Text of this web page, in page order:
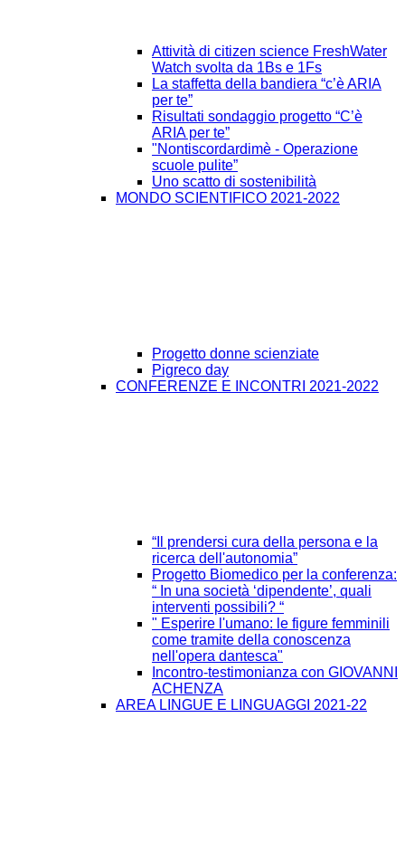
Attività di citizen science FreshWater
Watch svolta da 1Bs e 1Fs
La staffetta della bandiera “c’è ARIA
per te”
Risultati sondaggio progetto “C’è
ARIA per te”
"Nontiscordardimè - Operazione
scuole pulite”
Uno scatto di sostenibilità
MONDO SCIENTIFICO 2021-2022
Progetto donne scienziate
Pigreco day
CONFERENZE E INCONTRI 2021-2022
“Il prendersi cura della persona e la
ricerca dell'autonomia”
Progetto Biomedico per la conferenza:
“ In una società ‘dipendente’, quali
interventi possibili? “
" Esperire l'umano: le figure femminili
come tramite della conoscenza
nell'opera dantesca"
Incontro-testimonianza con GIOVANNI
ACHENZA
AREA LINGUE E LINGUAGGI 2021-22